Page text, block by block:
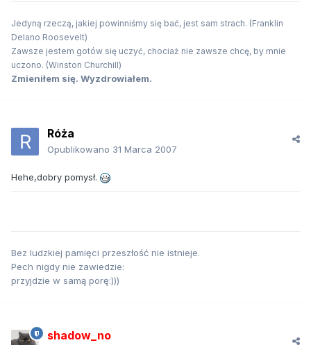
Jedyną rzeczą, jakiej powinniśmy się bać, jest sam strach. (Franklin
Delano Roosevelt)
Zawsze jestem gotów się uczyć, chociaż nie zawsze chcę, by mnie
uczono. (Winston Churchill)
Zmieniłem się. Wyzdrowiałem.
Róża
Opublikowano 31 Marca 2007
Hehe,dobry pomysł.
Bez ludzkiej pamięci przeszłość nie istnieje.
Pech nigdy nie zawiedzie:
przyjdzie w samą porę:)))
shadow_no